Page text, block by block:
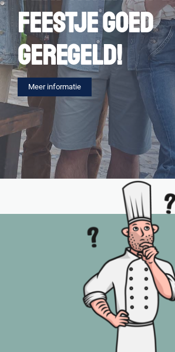
feestje goed
geregeld!
Meer informatie